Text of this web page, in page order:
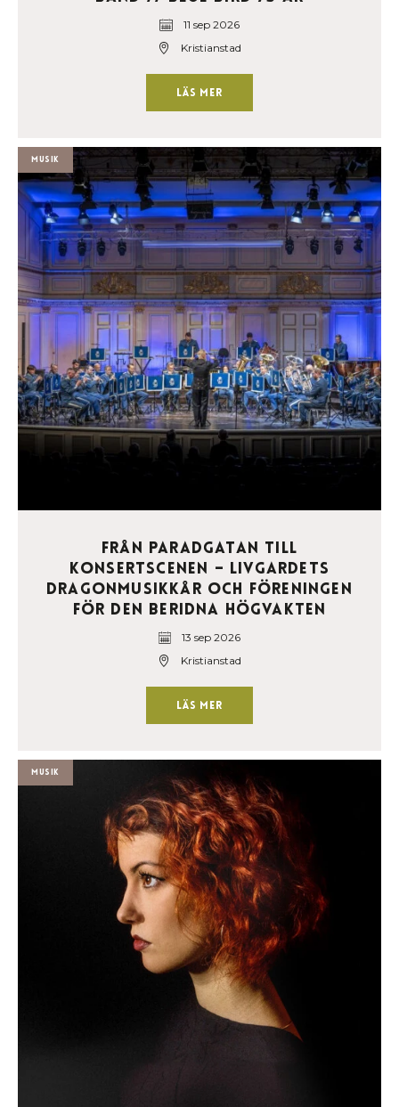
11 sep 2026
Kristianstad
Läs mer
Musik
Från Paradgatan till
Konsertscenen – Livgardets
dragonmusikkår och Föreningen
för den Beridna Högvakten
13 sep 2026
Kristianstad
Läs mer
Musik